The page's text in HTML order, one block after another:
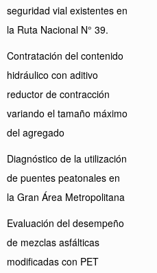
seguridad vial existentes en
la Ruta Nacional N° 39.
Contratación del contenido
hidráulico con aditivo
reductor de contracción
variando el tamaño máximo
del agregado
Diagnóstico de la utilización
de puentes peatonales en
la Gran Área Metropolitana
Evaluación del desempeño
de mezclas asfálticas
modificadas con PET